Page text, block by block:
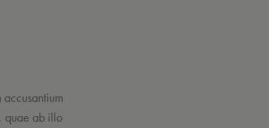
quae ab illo